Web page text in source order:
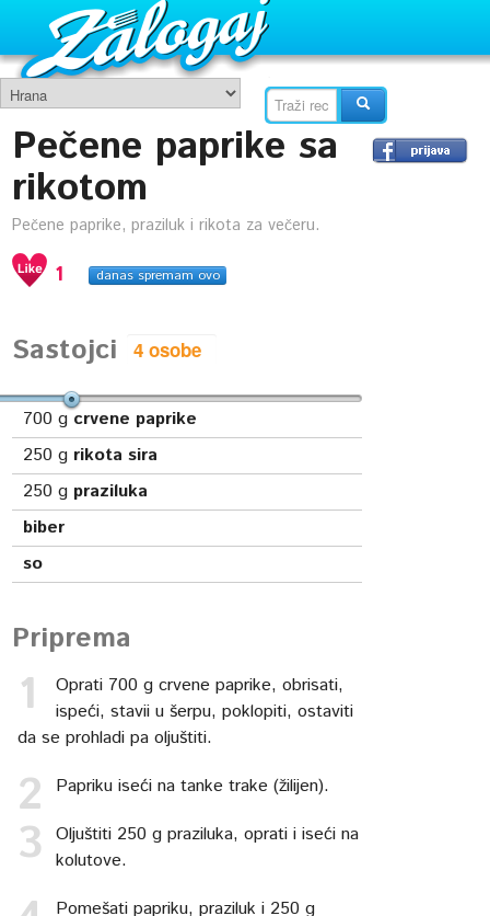
Pečene paprike sa
rikotom
Pečene paprike, praziluk i rikota za večeru.
1 danas spremam ovo
Sastojci
700 g crvene paprike
250 g rikota sira
250 g praziluka
biber
so
Priprema
Oprati 700 g crvene paprike, obrisati,
ispeći, stavii u šerpu, poklopiti, ostaviti
da se prohladi pa oljuštiti.
Papriku iseći na tanke trake (žilijen).
Oljuštiti 250 g praziluka, oprati i iseći na
kolutove.
Pomešati papriku, praziluk i 250 g